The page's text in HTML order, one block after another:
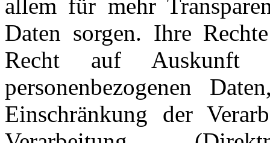
allem für mehr
Daten sorgen. Ihre
Recht auf Auskunft
personenbezogenen
Einschränkung der